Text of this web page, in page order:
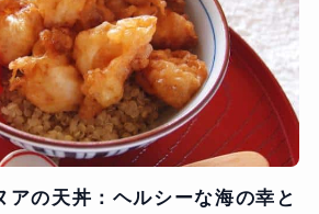
アの天丼：ヘルシーな海の幸と